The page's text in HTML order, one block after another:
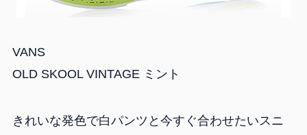
VANS
OLD SKOOL VINTAGE ミント
きれいな発色で白パンツと今すぐ合わせたいスニ